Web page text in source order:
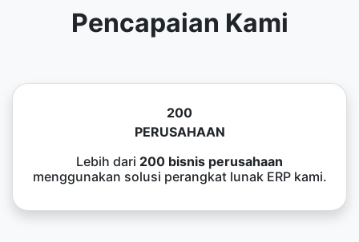
Pencapaian Kami
200
PERUSAHAAN
Lebih dari 200 bisnis perusahaan
menggunakan solusi perangkat lunak ERP kami.